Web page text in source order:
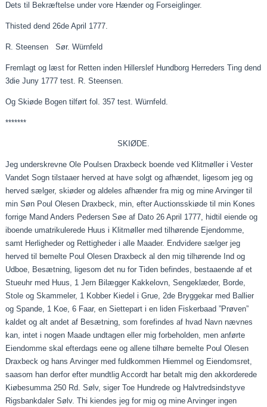
Dets til Bekræftelse undervore Hænder og Forseiglinger.
Thisteddend 26deApril 1777.
R. SteensenSør.Würnfeld
Fremlagt og læst for Retten inden Hillerslef Hundborg Herreders Tingdend
3dieJuny 1777 test. R. Steensen.
OgSkiøde Bogen tilført fol. 357 test.Würnfeld.
*******
SKIØDE.
Jeg underskrevne Ole Poulsen Draxbeck boende ved Klitmøller i Vester
Vandet Sogntilstaaer herved at have solgt og afhændet, ligesom jeg og
herved sælger,skiøder og aldeles afhænder fra mig og mine Arvinger til
min Søn Poul Olesen Draxbeck, min, efterAuctionsskiøde til min Kones
forrige Mand Anders Pedersen Søe af Dato 26April 1777, hidtileiende og
iboende umatrikulerede Huus i Klitmøller med tilhørende Ejendomme,
samt Herligheder og Rettigheder i alle Maader. Endvidere sælger jeg
herved til
bemelte Poul Olesen Draxbeck al den mig tilhørende Ind og
Udboe, Besætning, ligesom det nu for Tiden befindes, bestaaende af et
Stueuhr med Huus, 1 Jern Bilægger Kakkelovn, Sengeklæder, Borde,
Stole og Skammeler, 1 Kobber Kiedel i Grue, 2de Bryggekar med Ballier
og Spande, 1 Koe, 6 Faar, enSiettepart i en liden Fiskerbaad ”Prøven”
kaldet og alt andet af Besætning, som forefindes af hvad Navn nævnes
kan, intet i nogen Maade undtagen eller mig forbeholden, men anførte
Eiendomme skal efterdagseene ogallene tilhøre bemelte Poul Olesen
Draxbeck og hans Arvinger med fuldkommen Hiemmel og Eiendomsret,
saasom han derfor efter mundtligAccordt har betalt mig den akkorderede
Kiøbesumma250 Rd. Sølv, siger Toe Hundrede og Halvtredsindstyve
Rigsbankdaler Sølv. Thi kiendes jeg for mig og mine Arvinger ingen